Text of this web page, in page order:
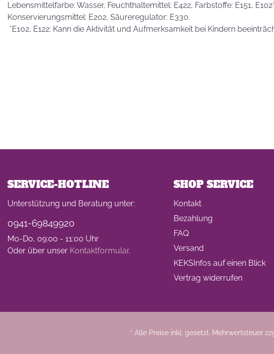
Lebensmittelfarbe: Wasser, Feuchthaltemittel: E422, Farbstoffe: E151,
Konservierungsmittel: E202, Säureregulator: E330.
*E102, E122: Kann die Aktivität und Aufmerksamkeit bei Kindern
SERVICE-HOTLINE
Unterstützung und Beratung unter:
0941-69849920
Mo-Do, 09:00 - 11:00 Uhr
Oder über unser Kontaktformular.
SHOP SERVICE
Kontakt
Bezahlung
FAQ
Versand
KEKSInfos auf einen Blick
Vertrag widerrufen
* Alle Preise inkl. gesetzl. Mehrwertsteuer